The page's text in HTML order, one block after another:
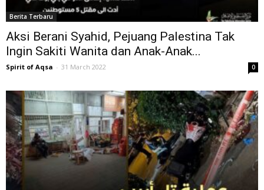
Berita Terbaru
Aksi Berani Syahid, Pejuang Palestina Tak
Ingin Sakiti Wanita dan Anak-Anak...
Spirit of Aqsa - 31 March 2022 0